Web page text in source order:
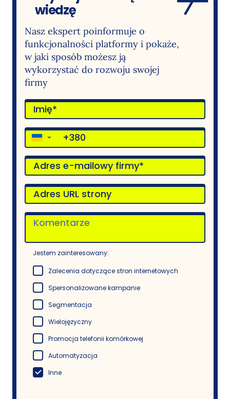
wiedzę
Nasz ekspert poinformuje o
funkcjonalności platformy i pokaże,
w jaki sposób możesz ją
wykorzystać do rozwoju swojej
firmy
▼
Jestem zainteresowany:
Zalecenia dotyczące stron internetowych
Spersonalizowane kampanie
Segmentacja
Wielojęzyczny
Promocja telefonii komórkowej
Automatyzacja
Inne